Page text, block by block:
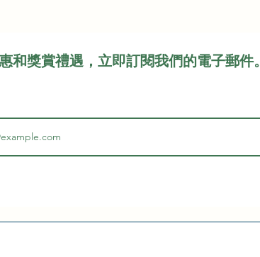
和獎賞禮遇，立即訂閱我們的電子郵件。